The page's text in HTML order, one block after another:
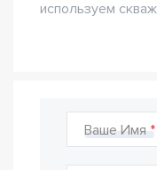
используем
Ваше Имя